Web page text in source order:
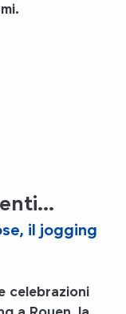
il jogging
celebrazioni